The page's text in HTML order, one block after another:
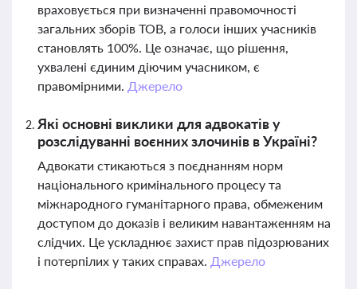
враховується при визначенні правомочності
загальних зборів ТОВ, а голоси інших учасників
становлять 100%. Це означає, що рішення,
ухвалені єдиним діючим учасником, є
правомірними. Джерело
Які основні виклики для адвокатів у
розслідуванні воєнних злочинів в Україні?
Адвокати стикаються з поєднанням норм
національного кримінального процесу та
міжнародного гуманітарного права, обмеженим
доступом до доказів і великим навантаженням на
слідчих. Це ускладнює захист прав підозрюваних
і потерпілих у таких справах. Джерело